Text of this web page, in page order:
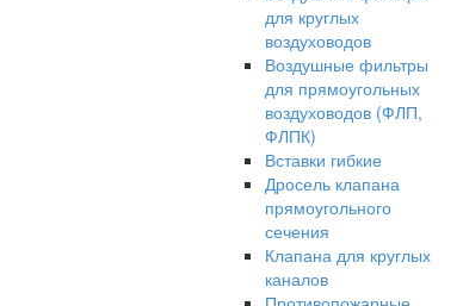
для круглых
воздуховодов
Воздушные фильтры
для прямоугольных
воздуховодов (ФЛП,
ФЛПК)
Вставки гибкие
Дросель клапана
прямоугольного
сечения
Клапана для круглых
каналов